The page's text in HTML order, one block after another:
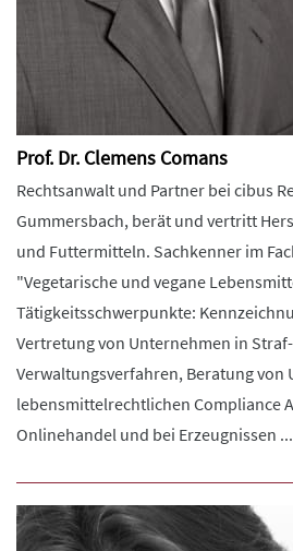
Prof. Dr. Clemens Comans
Rechtsanwalt und Partner bei cibus
Gummersbach, berät und vertritt
und Futtermitteln. Sachkenner im
"Vegetarische und vegane
Tätigkeitsschwerpunkte:
Vertretung von Unternehmen in
Verwaltungsverfahren, Beratung von
lebensmittelrechtlichen Compliance
Onlinehandel und bei Erzeugnissen ...